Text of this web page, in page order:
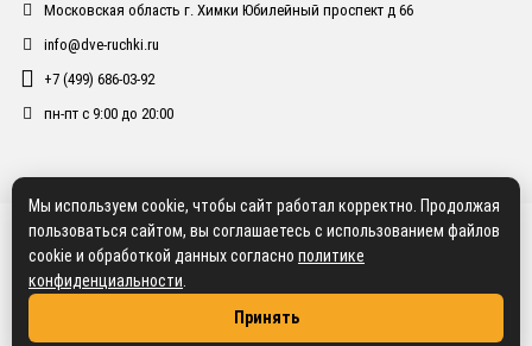
Московская область г. Химки Юбилейный проспект д 66
info@dve-ruchki.ru
+7 (499) 686-03-92
пн-пт с 9:00 до 20:00
Мы используем cookie, чтобы сайт работал корректно. Продолжая
пользоваться сайтом, вы соглашаетесь с использованием файлов
cookie и обработкой данных согласно политике
конфиденциальности
Принять